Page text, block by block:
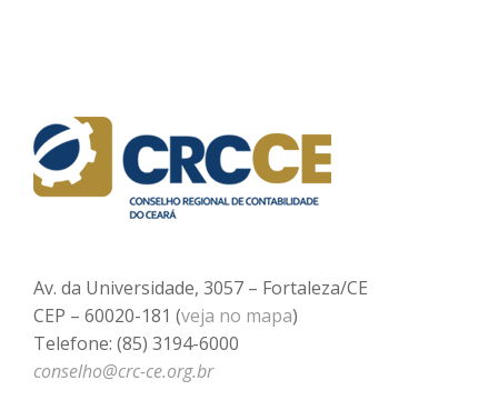
Av. da Universidade, 3057 – Fortaleza/CE
CEP – 60020-181 (veja no mapa)
Telefone: (85) 3194-6000
conselho@crc-ce.org.br